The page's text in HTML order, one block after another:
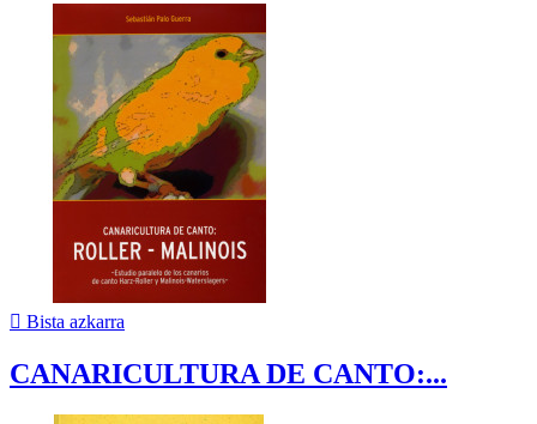
 Bista azkarra
CANARICULTURA DE CANTO:...